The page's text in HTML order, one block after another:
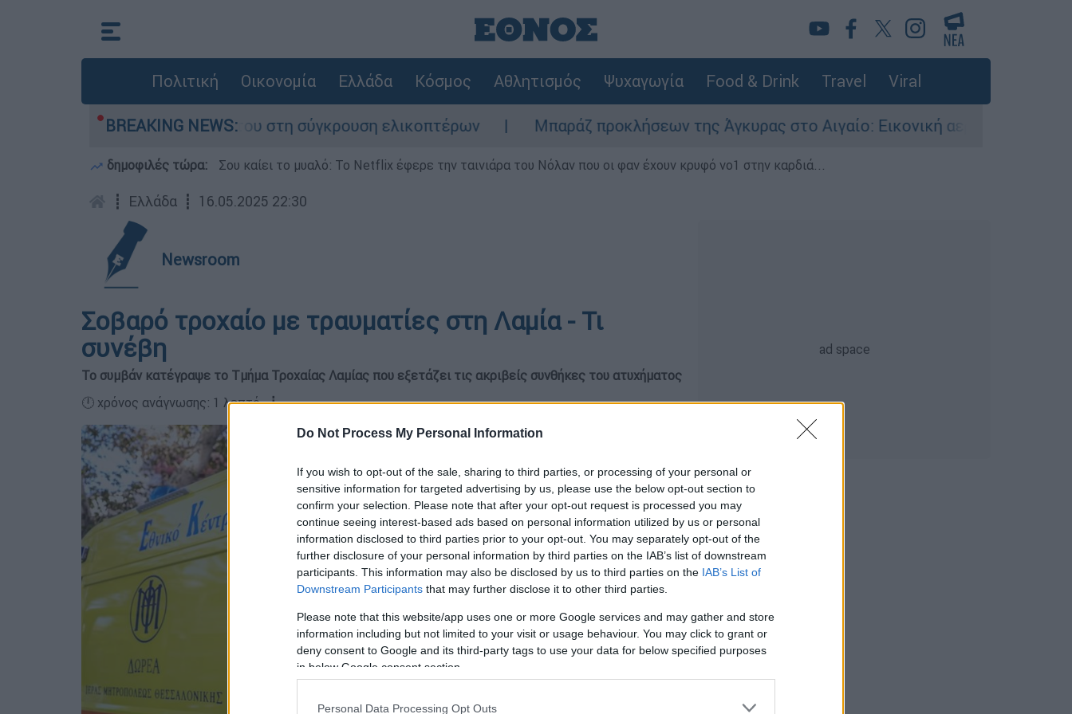
Do Not Process My Personal Information
If you wish to opt-out of the sale, sharing to third parties, or processing of your personal or
sensitive information for targeted advertising by us, please use the below opt-out section to
confirm your selection. Please note that after your opt-out request is processed you may
continue seeing interest-based ads based on personal information utilized by us or personal
information disclosed to third parties prior to your opt-out. You may separately opt-out of the
further disclosure of your personal information by third parties on the IAB’s list of downstream
participants. This information may also be disclosed by us to third parties on the IAB’s List of
Downstream Participants that may further disclose it to other third parties.
Please note that this website/app uses one or more Google services and may gather and store
information including but not limited to your visit or usage behaviour. You may click to grant or
deny consent to Google and its third-party tags to use your data for below specified purposes
in below Google consent section.
Personal Data Processing Opt Outs
Πολιτική Οικονομία Ελλάδα Κόσμος Αθλητισμός Ψυχαγωγία Food & Drink Travel Viral
BREAKING NEWS:
Δαμίγο που έχασε τη ζωή του στη σύγκρουση ελικοπτέρων Μπαράζ προκλήσεων της Άγκυρας στο Αιγαίο: Εικονική αερομαχία ανάμεσα
δημοφιλές τώρα: Σου καίει το μυαλό: Το Netflix έφερε την ταινιάρα του Νόλαν που οι φαν έχουν κρυφό νο1 στην καρδιά...
┋ Ελλάδα ┋ 16.05.2025 22:30
Newsroom
Σοβαρό τροχαίο με τραυματίες στη Λαμία - Τι
συνέβη
Το συμβάν κατέγραψε το Τμήμα Τροχαίας Λαμίας που εξετάζει τις ακριβείς συνθήκες του ατυχήματος
🕛 χρόνος ανάγνωσης: 1 λεπτό ┋